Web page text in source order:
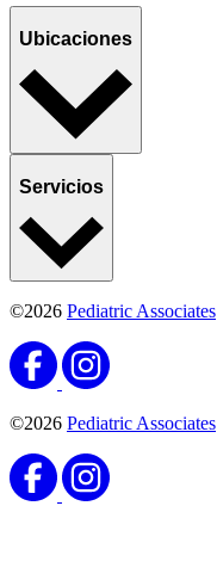
Ubicaciones
Servicios
©2026 Pediatric Associates
©2026 Pediatric Associates